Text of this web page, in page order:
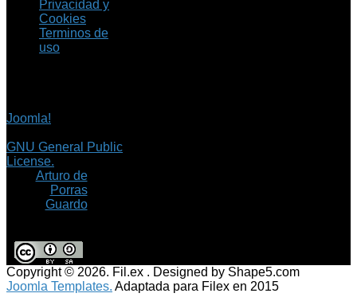
Privacidad y
Cookies
Terminos de
uso
Joomla!
GNU General Public
License.
Arturo de
Porras
Guardo
Copyright © 2026. Fil.ex . Designed by Shape5.com
Joomla Templates. Adaptada para Filex en 2015